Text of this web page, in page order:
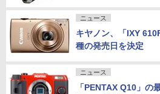
ニュース
キヤノン、「IXY
種の発売日を決定
ニュース
「PENTAX Q10」の